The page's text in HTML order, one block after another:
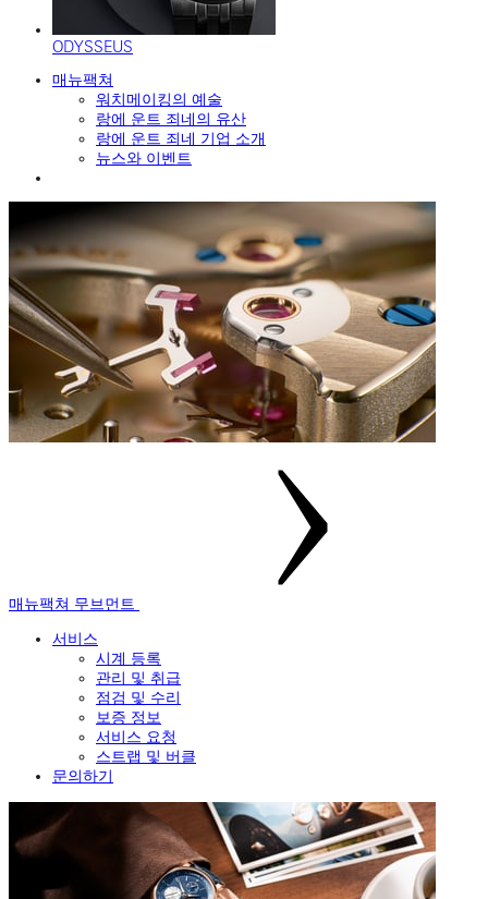
ODYSSEUS
매뉴팩쳐
워치메이킹의 예술
랑에 운트 죄네의 유산
랑에 운트 죄네 기업 소개
뉴스와 이벤트
매뉴팩쳐 무브먼트
서비스
시계 등록
관리 및 취급
점검 및 수리
보증 정보
서비스 요청
스트랩 및 버클
문의하기